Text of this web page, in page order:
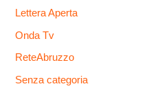
Lettera Aperta
Onda Tv
ReteAbruzzo
Senza categoria